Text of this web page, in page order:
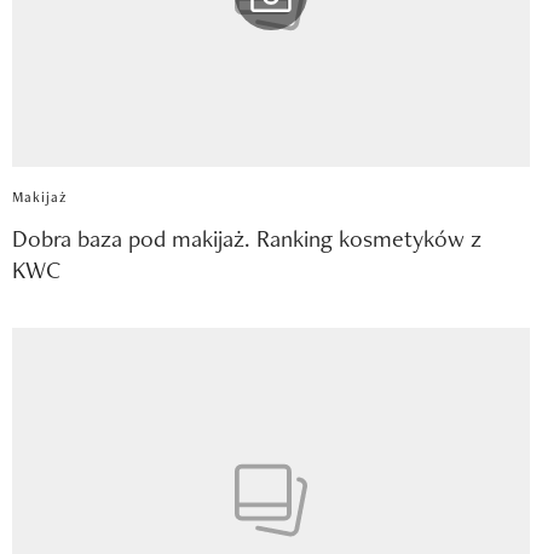
Makijaż
Dobra baza pod makijaż. Ranking kosmetyków z
KWC